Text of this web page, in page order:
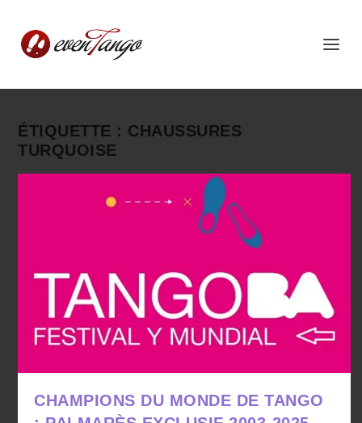
ÉTIQUETTE : CHAUSSURES
TURQUOISE
CHAMPIONS DU MONDE DE TANGO